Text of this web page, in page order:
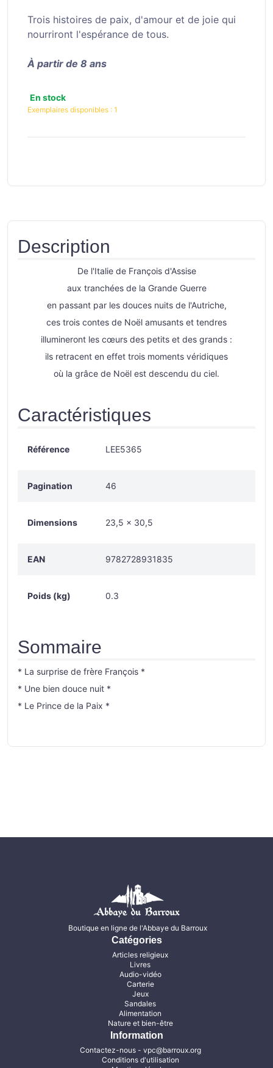
Trois histoires de paix, d'amour et de joie qui
nourriront l'espérance de tous.
À partir de 8 ans
En stock
Exemplaires disponibles : 1
Description
De l'Italie de François d'Assise
aux tranchées de la Grande Guerre
en passant par les douces nuits de l'Autriche,
ces trois contes de Noël amusants et tendres
illumineront les cœurs des petits et des grands :
ils retracent en effet trois moments véridiques
où la grâce de Noël est descendu du ciel.
Caractéristiques
Référence LEE5365
Pagination 46
Dimensions 23,5 x 30,5
EAN 9782728931835
Poids (kg) 0.3
Sommaire
* La surprise de frère François *
* Une bien douce nuit *
* Le Prince de la Paix *
Boutique en ligne de l'Abbaye du Barroux
Catégories
Articles religieux
Livres
Audio-vidéo
Carterie
Jeux
Sandales
Alimentation
Nature et bien-être
Information
Contactez-nous- vpc@barroux.org
Conditions d'utilisation